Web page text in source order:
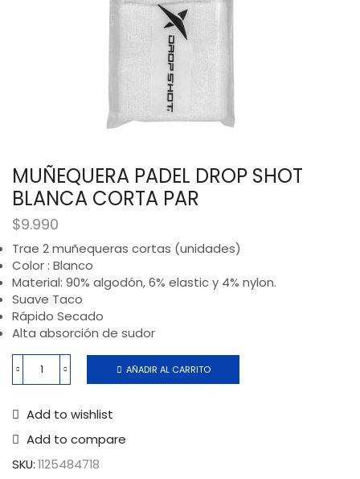
MUÑEQUERA PADEL DROP SHOT
BLANCA CORTA PAR
$9.990
Trae 2 muñequeras cortas (unidades)
Color : Blanco
Material: 90% algodón, 6% elastic y 4% nylon.
Suave Taco
Rápido Secado
Alta absorción de sudor
AÑADIR AL CARRITO
Add to wishlist
Add to compare
SKU:1125484718